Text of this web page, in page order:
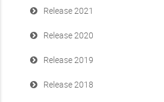
Release 2021
Release 2020
Release 2019
Release 2018